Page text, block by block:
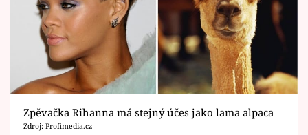
Seriály
Horoskopy
Sledujte prima+
Filmový festival Karlovy Vary
Zpěvačka Rihanna má stejný účes jako lama alpaca
Zdroj: Profimedia.cz